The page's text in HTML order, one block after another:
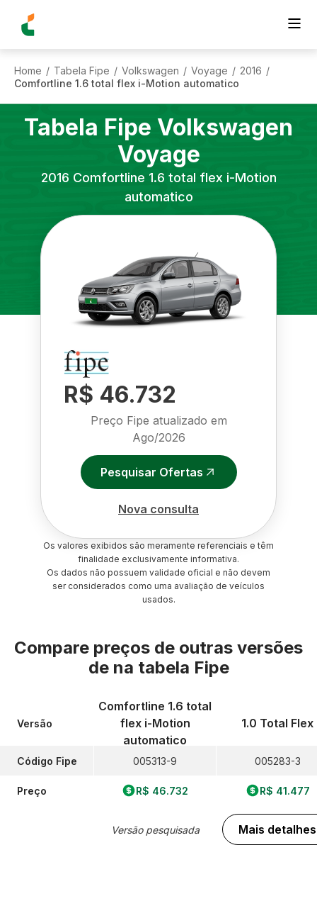
Home / Tabela Fipe / Volkswagen / Voyage / 2016 /
Comfortline 1.6 total flex i-Motion automatico
Tabela Fipe Volkswagen
Voyage
2016 Comfortline 1.6 total flex i-Motion
automatico
R$ 46.732
Preço Fipe atualizado em
Ago/2026
Pesquisar Ofertas
Nova consulta
Os valores exibidos são meramente referenciais e têm
finalidade exclusivamente informativa.
Os dados não possuem validade oficial e não devem
ser considerados como uma avaliação de veículos
usados.
Compare preços de outras versões
de na tabela Fipe
Versão
Código Fipe
Preço
Comfortline 1.6 total
flex i-Motion
automatico
005313-9
R$ 46.732
Versão pesquisada
1.0 Total Flex
005283-3
R$ 41.477
Mais detalhes